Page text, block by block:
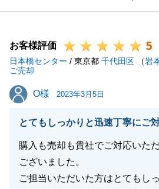
大切にお使いであったことから
たのだと感じております。
今後も何か不動産でお困りのこ
つでもお気軽にお申し付けくださ
この度はご売却をお任せいただ
お客様評価 5
日本橋センター / 東京都 千代田区 （岩
ご売却
O様
O様 2023年3月5日
とてもしっかりと迅速丁寧にご
購入も売却も貴社でご対応いた
ございました。
ご担当いただいた方はとてもし